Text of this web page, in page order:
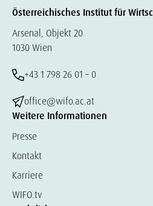
Österreichisches Institut für
Arsenal, Objekt 20
1030 Wien
+43 1 798 26 01 – 0
office@wifo.ac.at
Weitere Informationen
Presse
Kontakt
Karriere
WIFO.tv